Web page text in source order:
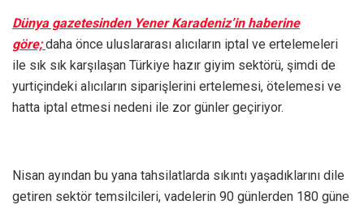
Dünya gazetesinden Yener Karadeniz’in haberine
göre;daha önce uluslararası alıcıların iptal ve ertelemeleri
ile sık sık karşılaşan Türkiye hazır giyim sektörü, şimdi de
yurtiçindeki alıcıların siparişlerini ertelemesi, ötelemesi ve
hatta iptal etmesi nedeni ile zor günler geçiriyor.
Nisan ayından bu yana tahsilatlarda sıkıntı yaşadıklarını dile
getiren sektör temsilcileri, vadelerin 90 günlerden 180 güne